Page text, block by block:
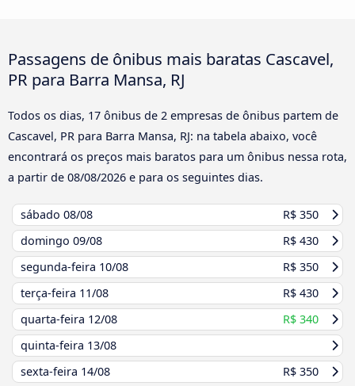
Passagens de ônibus mais baratas Cascavel,
PR para Barra Mansa, RJ
Todos os dias, 17 ônibus de 2 empresas de ônibus partem de
Cascavel, PR para Barra Mansa, RJ: na tabela abaixo, você
encontrará os preços mais baratos para um ônibus nessa rota,
a partir de 08/08/2026 e para os seguintes dias.
sábado 08/08
R$ 350
domingo 09/08
R$ 430
segunda-feira 10/08
R$ 350
terça-feira 11/08
R$ 430
quarta-feira 12/08
R$ 340
quinta-feira 13/08
sexta-feira 14/08 R$ 350